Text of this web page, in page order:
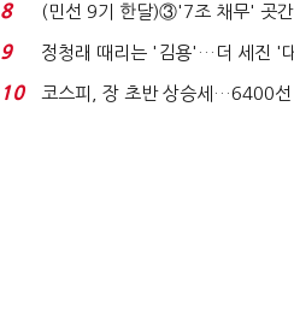
8
(민선 9기 한달)③'7조 채무' 곳
격…추미애, 20년...
9
정청래 때리는 '김용'…더 세진 '
최측근' 입...
10
코스피, 장 초반 상승세…6400선